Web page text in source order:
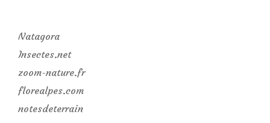
Natagora
Insectes.net
zoom-nature.fr
florealpes.com
notesdeterrain